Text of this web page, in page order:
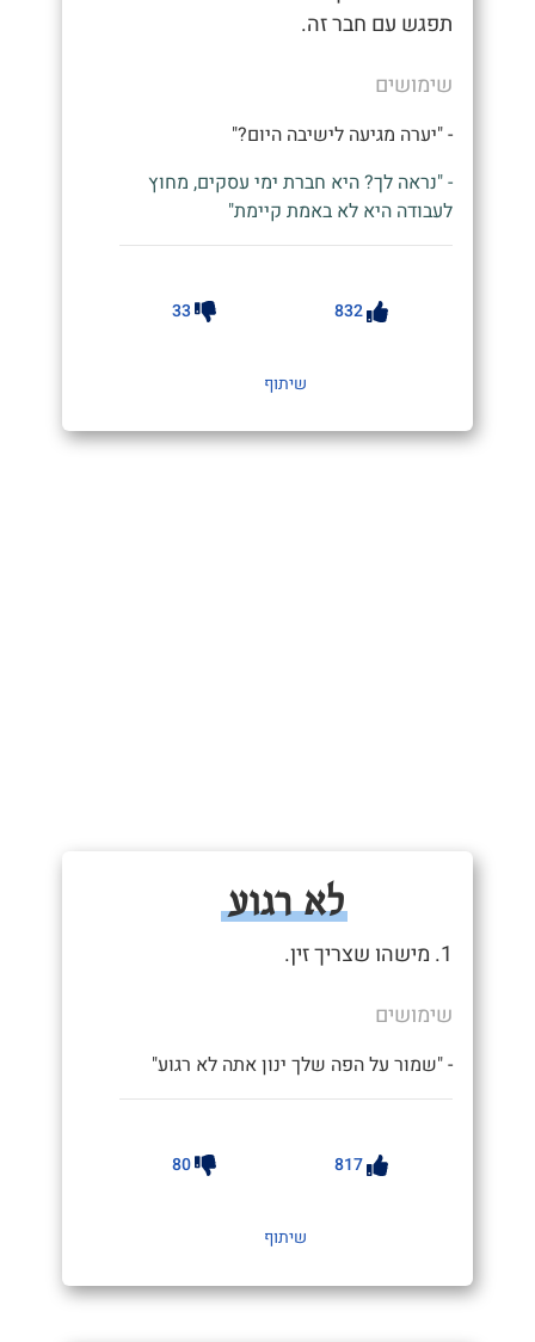
תפגש עם חבר זה.
שימושים
- "יערה מגיעה לישיבה היום?"
- "נראה לך? היא חברת ימי עסקים, מחוץ
לעבודה היא לא באמת קיימת"
832
33
שיתוף
לא רגוע
1. מישהו שצריך זין.
שימושים
- "שמור על הפה שלך ינון אתה לא רגוע"
817
80
שיתוף